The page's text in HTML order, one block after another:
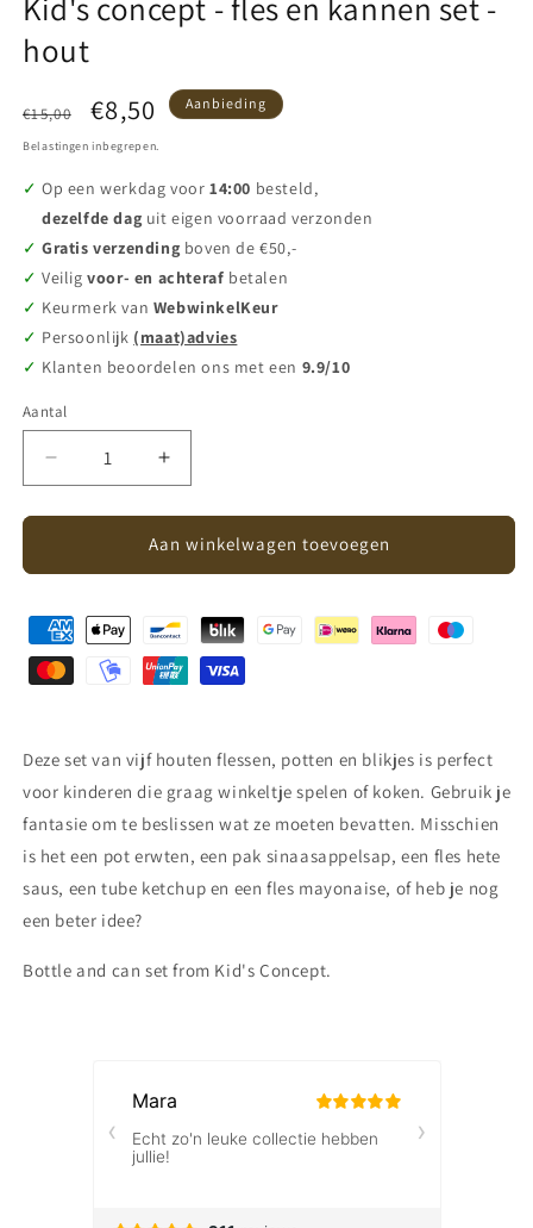
hout
Normale
prijs
€15,00 Aanbiedingsprijs
€8,50 Aanbieding
Belastingen inbegrepen.
Op een werkdag voor 14:00 besteld,
dezelfde dag uit eigen voorraad verzonden
Gratis verzending boven de €50,-
Veiligvoor- en achteraf betalen
Keurmerk van WebwinkelKeur
Persoonlijk (maat)advies
Klanten beoordelen ons met een 9.9/10
Aantal
Aantal
Aantal
verlagen
voor
fles
en
kannen
set
Aantal
verhogen
voor
Kid&#39;s
fles
en
kannen
set
Aan winkelwagen toevoegen
Deze set van vijf houten flessen, potten en blikjes is perfect
voor kinderen die graag winkeltje spelen of koken. Gebruik je
fantasie om te beslissen wat ze moeten bevatten. Misschien
is het een pot erwten, een pak sinaasappelsap, een fles hete
saus, een tube ketchup en een fles mayonaise, of heb je nog
een beter idee?
Bottle and can set from Kid's Concept.